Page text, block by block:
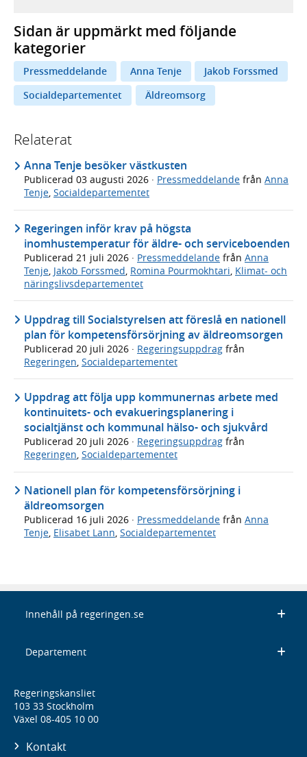
Sidan är uppmärkt med följande
kategorier
Pressmeddelande Anna Tenje
Jakob Forssmed
Socialdepartementet
Äldreomsorg
Relaterat
Anna Tenje besöker västkusten
Publicerad 03 augusti 2026 · Pressmeddelande från Anna
Tenje, Socialdepartementet
Regeringen inför krav på högsta
inomhustemperatur för äldre- och serviceboenden
Publicerad 21 juli 2026 · Pressmeddelande från Anna
Tenje, Jakob Forssmed, Romina Pourmokhtari, Klimat- och
näringslivsdepartementet
Uppdrag till Socialstyrelsen att föreslå en nationell
plan för kompetensförsörjning av äldreomsorgen
Publicerad 20 juli 2026 · Regeringsuppdrag från
Regeringen Socialdepartementet
Uppdrag att följa upp kommunernas arbete med
kontinuitets- och evakueringsplanering i
socialtjänst och kommunal hälso- och sjukvård
Publicerad 20 juli 2026 · Regeringsuppdrag från
Regeringen, Socialdepartementet
Nationell plan för kompetensförsörjning i
äldreomsorgen
Publicerad 16 juli 2026 · Pressmeddelande från Anna
Tenje, Elisabet Lann, Socialdepartementet
Innehåll på regeringen.se
Departement
Regeringskansliet
103 33 Stockholm
Växel 08-405 10 00
Kontakt